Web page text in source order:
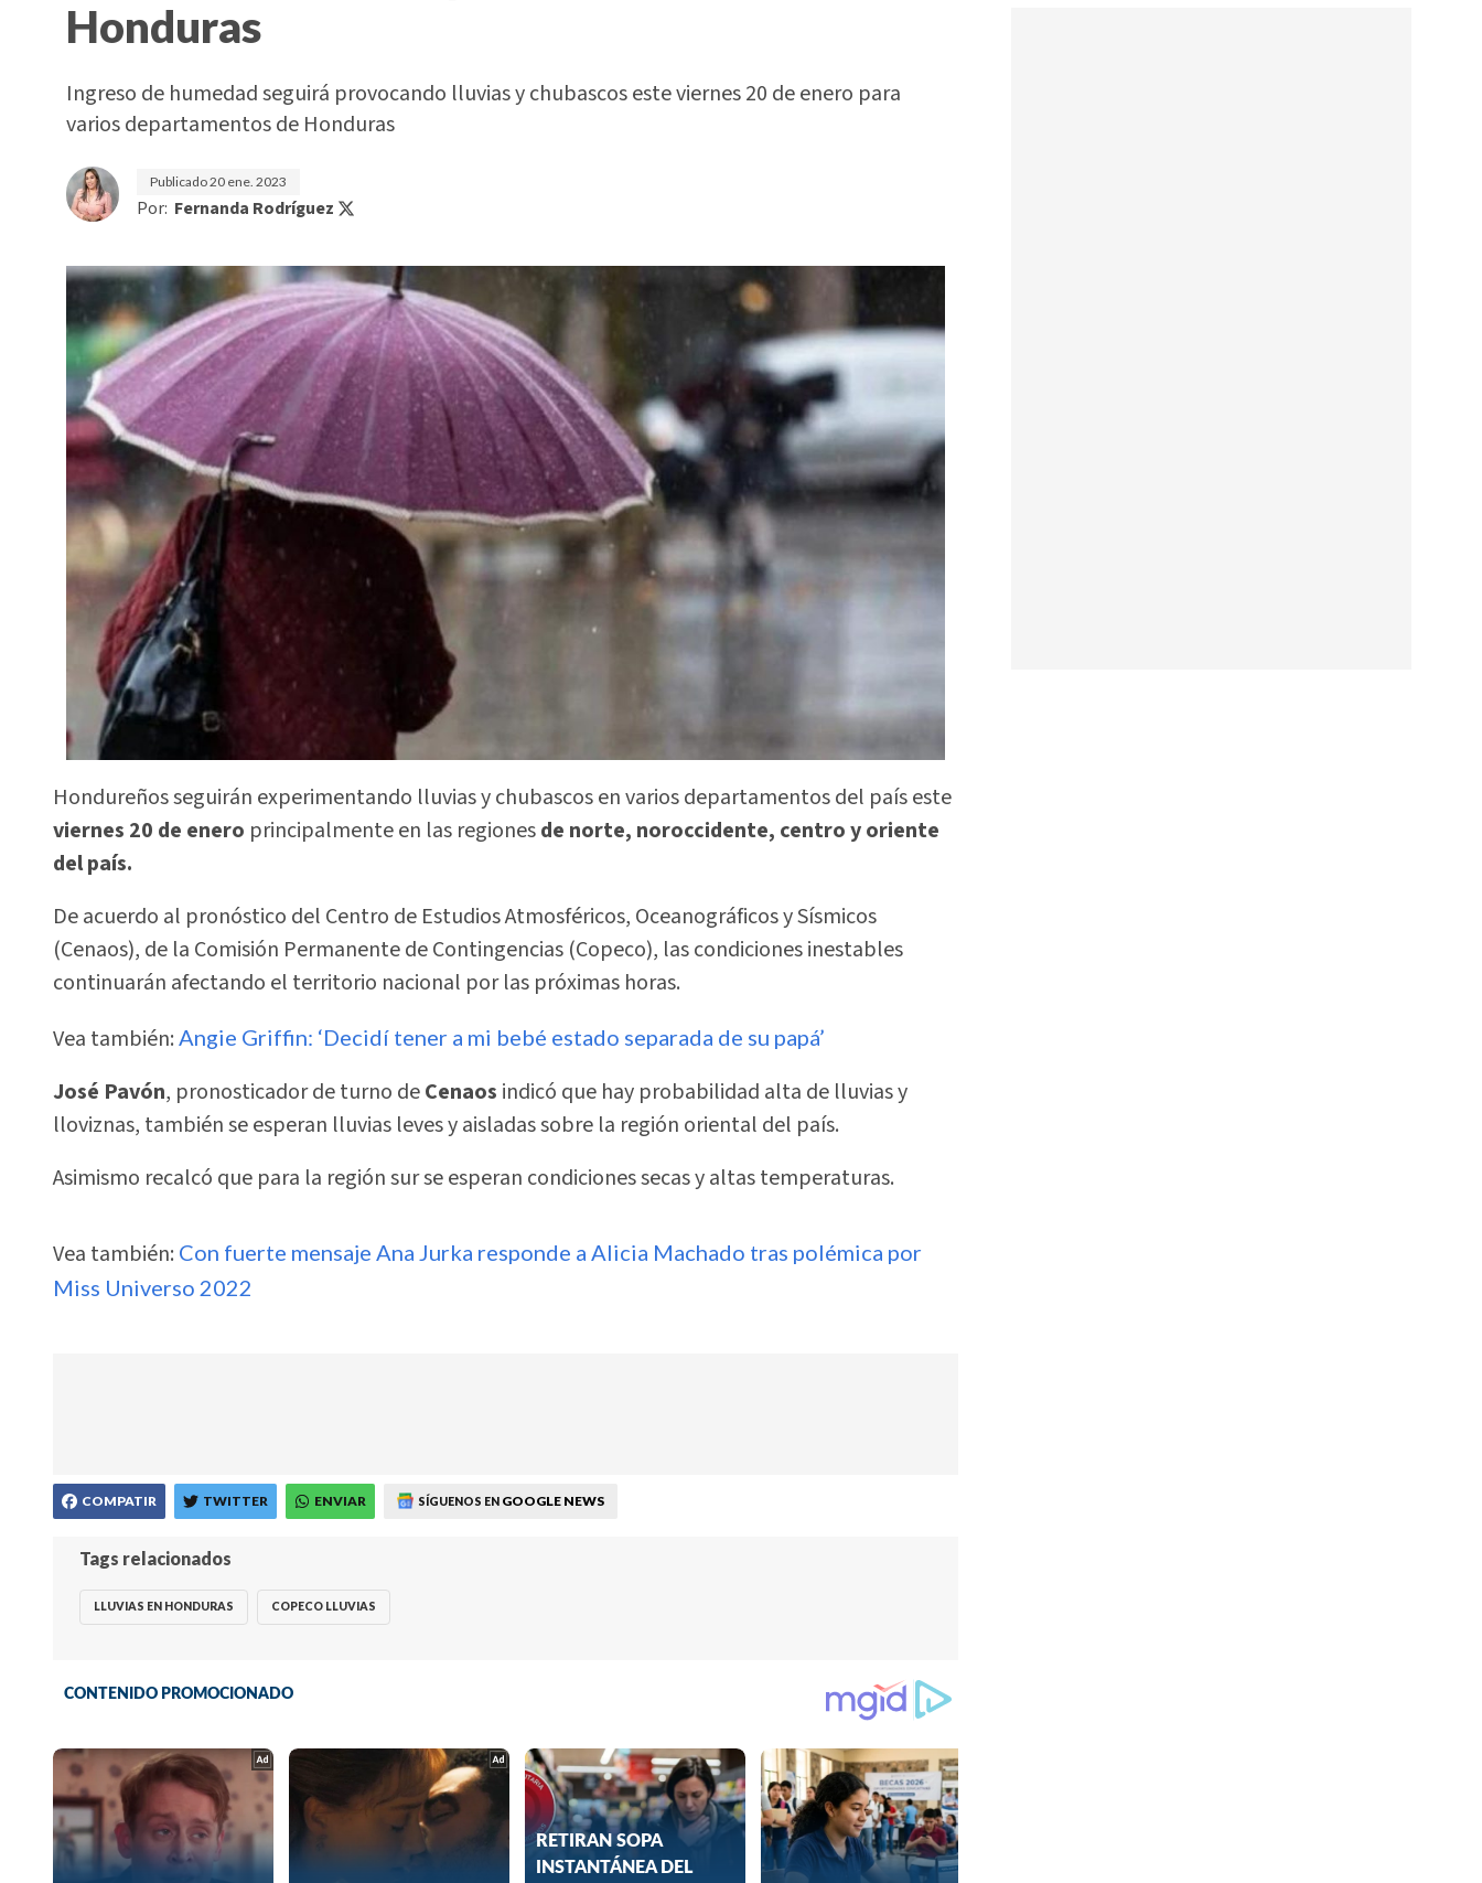
Honduras
Ingreso de humedad seguirá provocando lluvias y chubascos este viernes 20 de enero para
varios departamentos de Honduras
Publicado20 ene. 2023
Por: Fernanda Rodríguez
Hondureños seguirán experimentando lluvias y chubascos en varios departamentos del país este
viernes 20 de enero principalmente en las regionesde norte, noroccidente, centro y oriente
del país.
De acuerdo al pronóstico del Centro de Estudios Atmosféricos, Oceanográficos y Sísmicos
(Cenaos), de la Comisión Permanente de Contingencias (Copeco), las condiciones inestables
continuarán afectando el territorio nacional por las próximas horas.
Vea también: Angie Griffin: ‘Decidí tener a mi bebé estado separada de su papá’
José Pavón, pronosticador de turno deCenaos indicó que hay probabilidad alta de lluvias y
lloviznas, también se esperan lluvias leves y aisladas sobre la región oriental del país.
Asimismo recalcó que para la región sur se esperan condiciones secas y altas temperaturas.
Vea también: Con fuerte mensaje Ana Jurka responde a Alicia Machado tras polémica por
Miss Universo 2022
COMPATIR TWITTER ENVIAR SÍGUENOS EN GOOGLE NEWS
Tags relacionados
LLUVIAS EN HONDURAS COPECO LLUVIAS